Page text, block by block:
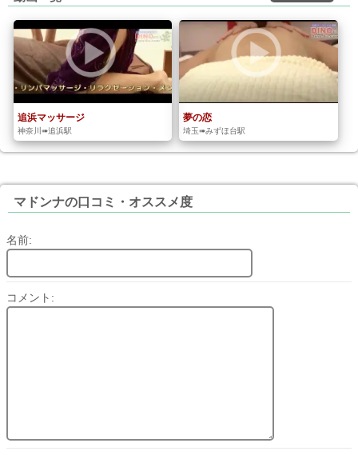
追浜マッサージ
神奈川➠追浜駅
夢の恋
埼玉➠みずほ台駅
マドンナの口コミ・オススメ度
名前:
コメント: